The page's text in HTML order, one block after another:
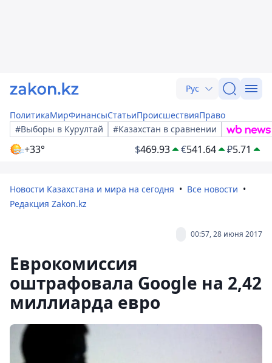
Рус
ПолитикаМирФинансыСтатьиПроисшествияПраво
#Выборы в Курултай
#Казахстан в сравнении
+33° $469.93 €541.64 ₽5.71
Новости Казахстана и мира на сегодня
Все новости
Редакция Zakon.kz
00:57, 28 июня 2017
Еврокомиссия
оштрафовала Google на 2,42
миллиарда евро